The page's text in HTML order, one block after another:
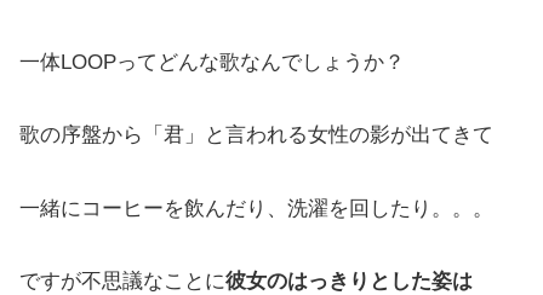
一体LOOPってどんな歌なんでしょうか？
歌の序盤から「君」と言われる女性の影が出てきて
一緒にコーヒーを飲んだり、洗濯を回したり。。。
ですが不思議なことに彼女のはっきりとした姿は